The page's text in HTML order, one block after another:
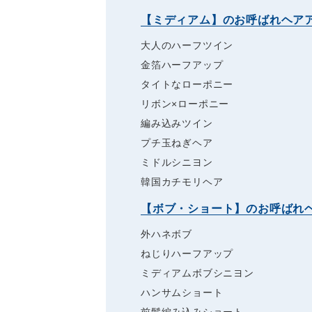
【ミディアム】のお呼ばれヘア
大人のハーフツイン
金箔ハーフアップ
タイトなローポニー
リボン×ローポニー
編み込みツイン
プチ玉ねぎヘア
ミドルシニヨン
韓国カチモリヘア
【ボブ・ショート】のお呼ばれ
外ハネボブ
ねじりハーフアップ
ミディアムボブシニヨン
ハンサムショート